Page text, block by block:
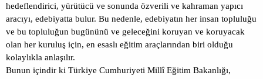
hedeflendirici, yürütücü ve sonunda özverili ve kahraman yapıcı
aracıyı, edebiyatta bulur. Bu nedenle, edebiyatın her insan topluluğu
ve bu topluluğun bugününü ve geleceğini koruyan ve koruyacak
olan her kuruluş için, en esaslı eğitim araçlarından biri olduğu
kolaylıkla anlaşılır.
Bunun içindir ki Türkiye Cumhuriyeti Millî Eğitim Bakanlığı,